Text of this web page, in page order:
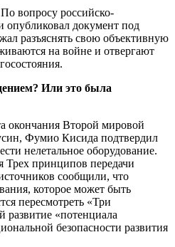
вопросу российско-
документ под
разъяснять свою объективную
на войне и отвергают
Или это была
окончания Второй мировой
Фумио Кисида подтвердил
нелетальное оборудование.
Трех принципов передачи
сообщили, что
которое может быть
пересмотреть «Три
развитие «потенциала
безопасности развития